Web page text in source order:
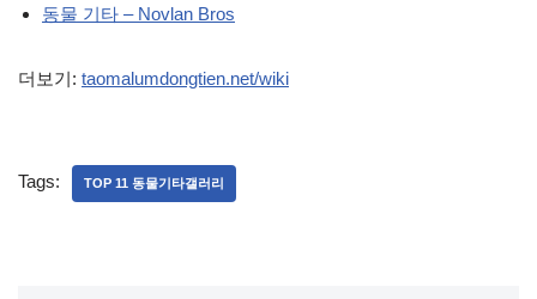
동물 기타 – Novlan Bros
더보기: taomalumdongtien.net/wiki
Tags: TOP 11 동물기타갤러리